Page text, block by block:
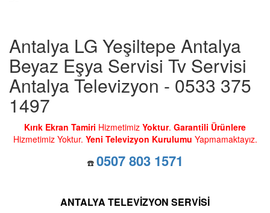
Antalya LG Yeşiltepe Antalya
Beyaz Eşya Servisi Tv Servisi
Antalya Televizyon - 0533 375
1497
Kırık Ekran Tamiri Hizmetimiz Yoktur. Garantili Ürünlere
Hizmetimiz Yoktur. Yeni Televizyon Kurulumu Yapmamaktayız.
☎️ 0507 803 1571
ANTALYA TELEVİZYON SERVİSİ